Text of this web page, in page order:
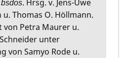
. Hrsg. v. Jens-Uwe
Thomas O. Höllmann.
von Petra Maurer u.
unter
von Samyo Rode u.